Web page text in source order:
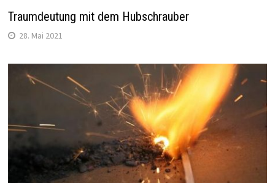
Traumdeutung mit dem Hubschrauber
28. Mai 2021